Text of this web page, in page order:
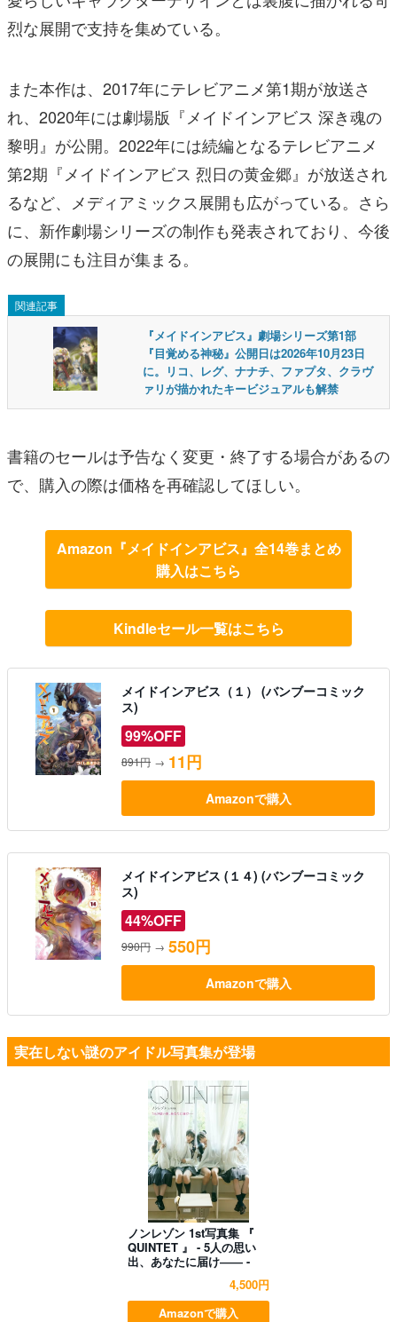
烈な展開で支持を集めている。
また本作は、2017年にテレビアニメ第1期が放送さ
れ、2020年には劇場版『メイドインアビス 深き魂の
黎明』が公開。2022年には続編となるテレビアニメ
第2期『メイドインアビス 烈日の黄金郷』が放送され
るなど、メディアミックス展開も広がっている。さら
に、新作劇場シリーズの制作も発表されており、今後
の展開にも注目が集まる。
関連記事
『メイドインアビス』劇場シリーズ第1部
『目覚める神秘』公開日は2026年10月23日
に。リコ、レグ、ナナチ、ファプタ、クラヴ
ァリが描かれたキービジュアルも解禁
書籍のセールは予告なく変更・終了する場合があるの
で、購入の際は価格を再確認してほしい。
Amazon『メイドインアビス』全14巻まとめ
購入はこちら
Kindleセール一覧はこちら
メイドインアビス（１） (バンブーコミック
ス)
99%OFF
891円 → 11円
Amazonで購入
メイドインアビス (１４) (バンブーコミック
ス)
44%OFF
990円 → 550円
Amazonで購入
実在しない謎のアイドル写真集が登場
ノンレゾン 1st写真集 『
QUINTET 』 - 5人の思い
出、あなたに届け―― -
4,500円
Amazonで購入